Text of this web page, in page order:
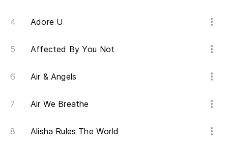
Adore U
Affected By You Not
Air & Angels
Air We Breathe
Alisha Rules The World